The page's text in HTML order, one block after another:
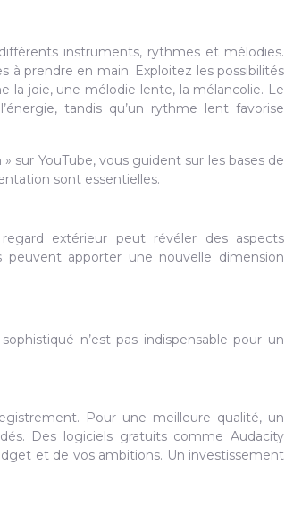
instruments, rythmes et mélodies.
à prendre en main. Exploitez les possibilités
la joie, une mélodie lente, la mélancolie. Le
tandis qu’un rythme lent favorise
sur YouTube, vous guident sur les bases de
sont essentielles.
extérieur peut révéler des aspects
apporter une nouvelle dimension
n’est pas indispensable pour un
Pour une meilleure qualité, un
Des logiciels gratuits comme Audacity
et de vos ambitions. Un investissement